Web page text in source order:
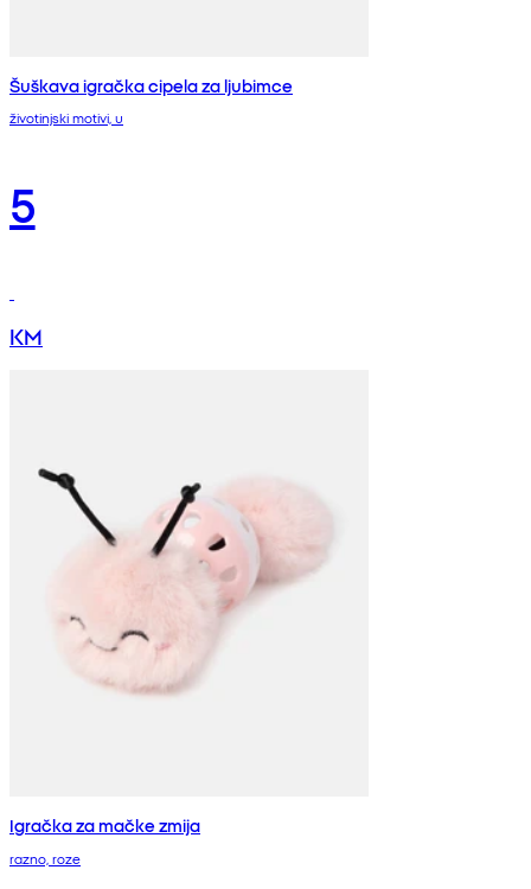
Šuškava igračka cipela za ljubimce
životinjski motivi, u
5
KM
Igračka za mačke zmija
razno, roze